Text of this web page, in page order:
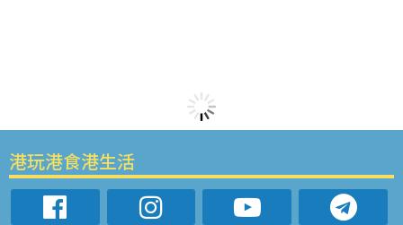
港玩港食港生活